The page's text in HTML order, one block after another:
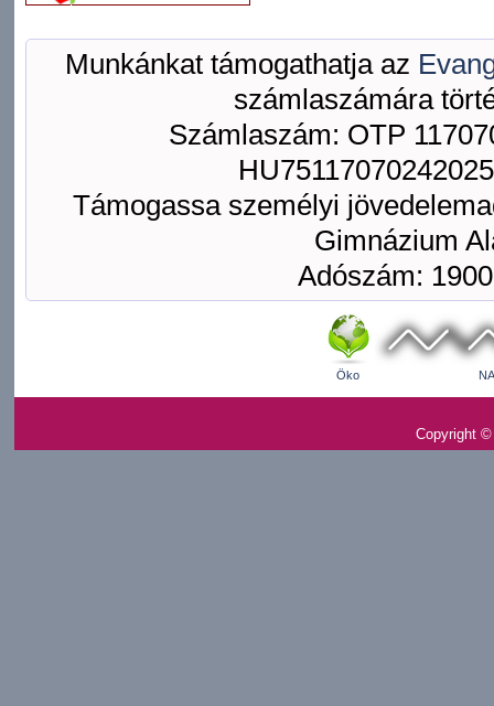
Munkánkat támogathatja az
számlaszámára
Számlaszám: OTP
Támogassa személyi
Gimnázium
Adószám:
Öko
Copyright